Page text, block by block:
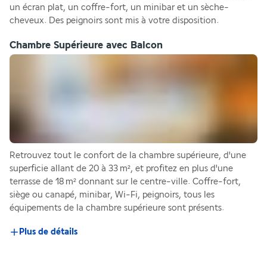
un écran plat, un coffre-fort, un minibar et un sèche-
cheveux. Des peignoirs sont mis à votre disposition.
Chambre Supérieure avec Balcon
Retrouvez tout le confort de la chambre supérieure, d'une
superficie allant de 20 à 33 m², et profitez en plus d'une
terrasse de 18 m² donnant sur le centre-ville. Coffre-fort,
siège ou canapé, minibar, Wi-Fi, peignoirs, tous les
équipements de la chambre supérieure sont présents.
Plus de détails